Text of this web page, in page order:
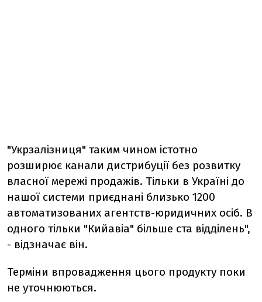
"Укрзалізниця" таким чином істотно
розширює канали дистрибуції без розвитку
власної мережі продажів. Тільки в Україні до
нашої системи приєднані близько 1200
автоматизованих агентств-юридичних осіб. В
одного тільки "Кийавіа" більше ста відділень",
- відзначає він.
Терміни впровадження цього продукту поки
не уточнюються.